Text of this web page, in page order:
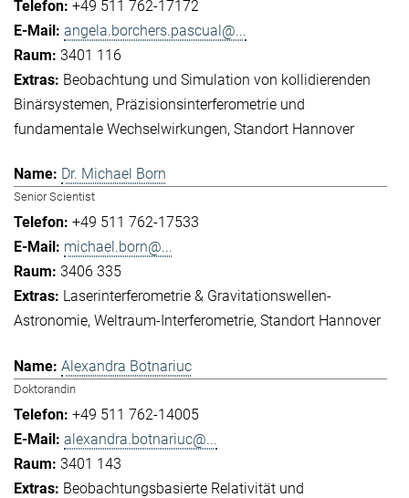
+49 511 762-17172
angela.borchers.pascual@...
3401 116
Beobachtung und Simulation von kollidierenden
Binärsystemen Präzisionsinterferometrie und
fundamentale Wechselwirkungen Standort Hannover
Dr. Michael Born
Senior Scientist
+49 511 762-17533
michael.born@...
3406 335
Laserinterferometrie & Gravitationswellen-
Astronomie Weltraum-Interferometrie Standort Hannover
Alexandra Botnariuc
Doktorandin
+49 511 762-14005
alexandra.botnariuc@...
3401 143
Beobachtungsbasierte Relativität und